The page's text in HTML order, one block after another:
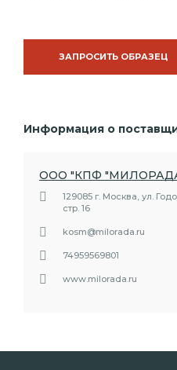
ЗАПРОСИТЬ ОБРАЗЕЦ
Информация о
ООО "КПФ
129085 г. Москва, ул.
стр. 16
kosm@milorada.ru
74959569801
www.milorada.ru